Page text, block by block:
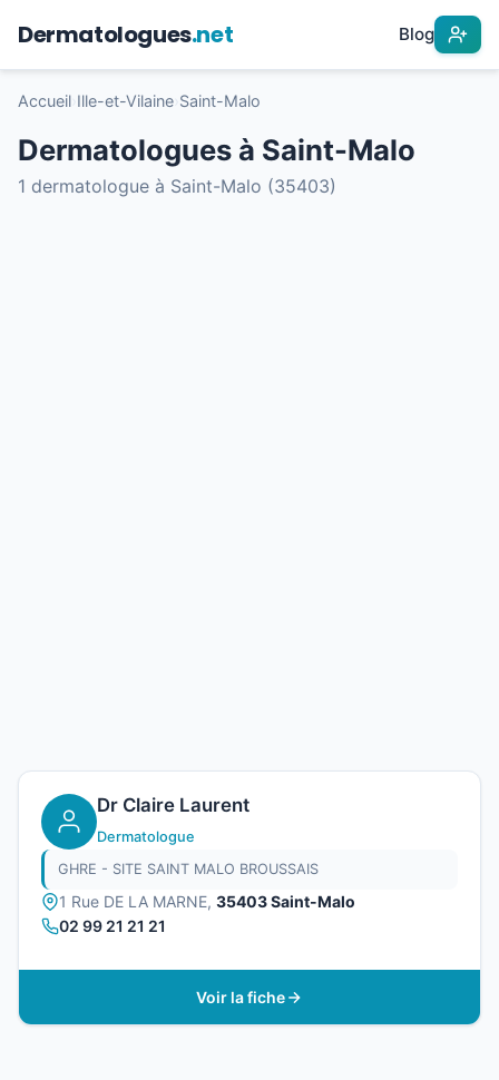
Dermatologues.net Blog
Accueil Ille-et-Vilaine Saint-Malo
Dermatologues à Saint-Malo
1 dermatologue à Saint-Malo (35403)
Dr Claire Laurent
Dermatologue
GHRE - SITE SAINT MALO BROUSSAIS
1 Rue DE LA MARNE, 35403 Saint-Malo
02 99 21 21 21
Voir la fiche